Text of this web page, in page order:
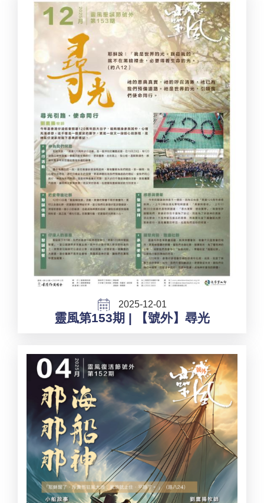
2025-12-01
靈風第153期 | 【號外】尋光